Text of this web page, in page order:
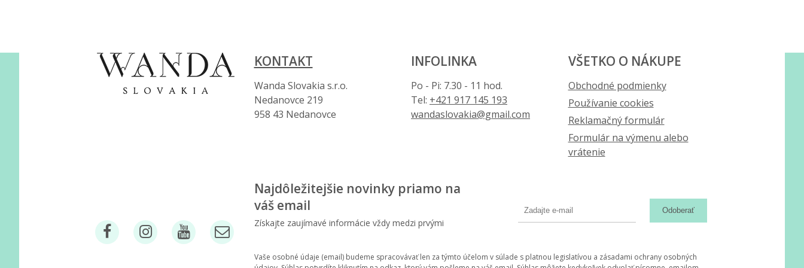
KONTAKT
Wanda Slovakia s.r.o.
Nedanovce 219
958 43 Nedanovce
INFOLINKA
Po - Pi: 7.30 - 11 hod.
Tel: +421 917 145 193
wandaslovakia@gmail.com
VŠETKO O NÁKUPE
Obchodné podmienky
Používanie cookies
Reklamačný formulár
Formulár na výmenu alebo
vrátenie
Najdôležitejšie novinky priamo na
váš email
Získajte zaujímavé informácie vždy medzi prvými
Odoberať
Vaše osobné údaje (email) budeme spracovávať len za týmto účelom v súlade s platnou legislatívou a zásadami ochrany osobných